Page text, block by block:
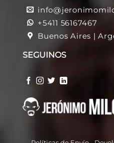
+5411 56167467
Buenos Aires |
SEGUINOS